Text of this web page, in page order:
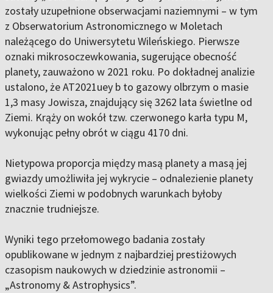
zostały uzupełnione obserwacjami naziemnymi – w tym
z Obserwatorium Astronomicznego w Moletach
należącego do Uniwersytetu Wileńskiego. Pierwsze
oznaki mikrosoczewkowania, sugerujące obecność
planety, zauważono w 2021 roku. Po dokładnej analizie
ustalono, że AT2021uey b to gazowy olbrzym o masie
1,3 masy Jowisza, znajdujący się 3262 lata świetlne od
Ziemi. Krąży on wokół tzw. czerwonego karła typu M,
wykonując pełny obrót w ciągu 4170 dni.
Nietypowa proporcja między masą planety a masą jej
gwiazdy umożliwiła jej wykrycie – odnalezienie planety
wielkości Ziemi w podobnych warunkach byłoby
znacznie trudniejsze.
Wyniki tego przełomowego badania zostały
opublikowane w jednym z najbardziej prestiżowych
czasopism naukowych w dziedzinie astronomii –
„Astronomy & Astrophysics”.